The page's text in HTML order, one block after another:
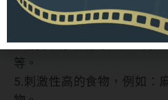
芭樂、梨子。
3.比較黏牙的食物，例如：
4.需要不停咀嚼的食物，例
等。
5.刺激性高的食物，例如：